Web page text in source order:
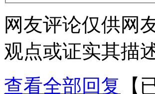
网友评论仅供网
观点或证实其描述
查看全部回复
【